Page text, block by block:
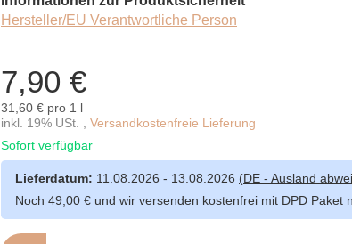
Hersteller/EU Verantwortliche Person
7,90 €
31,60 € pro 1 l
inkl. 19% USt. , Versandkostenfreie Lieferung
Sofort verfügbar
Lieferdatum: 11.08.2026 - 13.08.2026 (DE - Ausland
Noch 49,00 € und wir versenden kostenfrei mit DPD Paket